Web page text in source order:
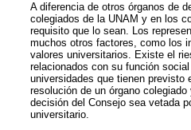
A diferencia de otros órganos de
colegiados de la UNAM y en los
requisito que lo sean. Los
muchos otros factores, como los
valores universitarios. Existe el
relacionados con su función
universidades que tienen previsto
resolución de un órgano
decisión del Consejo sea vetada
universitario.